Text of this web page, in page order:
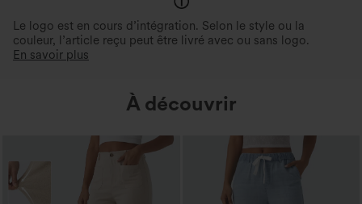
Le logo est en cours d’intégration. Selon le style ou la
couleur, l’article reçu peut être livré avec ou sans logo.
En savoir plus
À découvrir